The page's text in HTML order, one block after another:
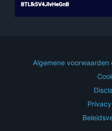
Algemene